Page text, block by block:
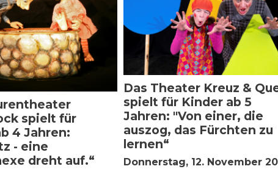
spielt für
4 Jahren:
- eine
dreht auf.“
Das Theater Kreuz &
spielt für Kinder ab 5
Jahren: "Von einer, die
auszog, das Fürchten zu
lernen“
Donnerstag, 12. November